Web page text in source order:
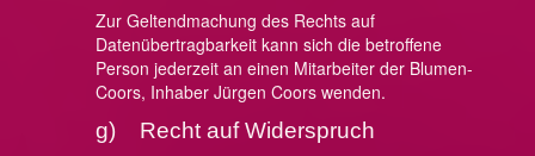
Zur Geltendmachung des Rechts auf
Datenübertragbarkeit kann sich die betroffene
Person jederzeit an einen Mitarbeiter der Blumen-
Coors, Inhaber Jürgen Coors wenden.
g) Recht auf Widerspruch